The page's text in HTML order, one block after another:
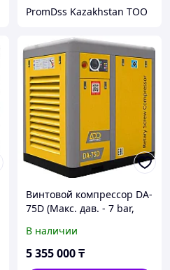
PromDss Kazakhstan TOO
Винтовой компрессор DA-
75D (Макс. дав. - 7 bar,
В наличии
5 355 000₸